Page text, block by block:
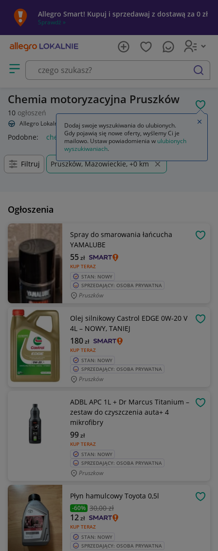
Allegro Smart! Kupuj i sprzedawaj z dostawą za 0 zł
Sprawdź »
Otwórz menu z kategoriami
szukaj
Chemia motoryzacyjna Pruszków
10 ogłoszeń
Allegro Lokalnie Motoryzacja Chemia
Podobne: chemia chemia do basenu chemia basenowa
Filtruj Pruszków, Mazowieckie, +0 km
Ogłoszenia
Spray do smarowania łańcucha
YAMALUBE
KUP TERAZ
55zł
STAN: NOWY
SPRZEDAJĄCY: OSOBA PRYWATNA
Pruszków
Olej silnikowy Castrol EDGE 0W-20 V
4L – NOWY, TANIEJ
KUP TERAZ
180zł
STAN: NOWY
SPRZEDAJĄCY: OSOBA PRYWATNA
Pruszków
ADBL APC 1L + Dr Marcus Titanium –
zestaw do czyszczenia auta+ 4
mikrofibry
KUP TERAZ
99zł
STAN: NOWY
SPRZEDAJĄCY: OSOBA PRYWATNA
Pruszkow
Płyn hamulcowy Toyota 0,5l
-60% 30,00 zł
KUP TERAZ
12zł
STAN: NOWY
SPRZEDAJĄCY: OSOBA PRYWATNA
Dodaj swoje wyszukiwania do ulubionych.
Gdy pojawią się nowe oferty, wyślemy Ci je
mailowo. Ustaw powiadomienia w ulubionych
wyszukiwaniach.